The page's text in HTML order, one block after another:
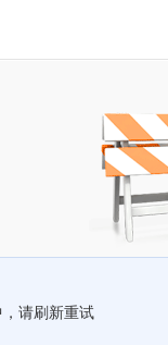
请刷新重试